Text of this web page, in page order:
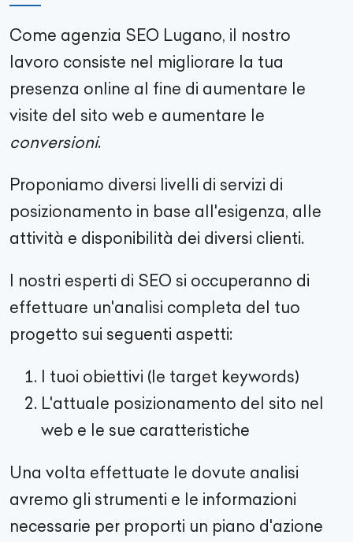
Come agenzia SEO Lugano, il nostro
lavoro consiste nel migliorare la tua
presenza online al fine di aumentare le
visite del sito web e aumentare le
conversioni.
Proponiamo diversi livelli di servizi di
posizionamento in base all'esigenza, alle
attività e disponibilità dei diversi clienti.
I nostri esperti di SEO si occuperanno di
effettuare un'analisi completa del tuo
progetto sui seguenti aspetti:
I tuoi obiettivi (le target keywords)
L'attuale posizionamento del sito nel
web e le sue caratteristiche
Una volta effettuate le dovute analisi
avremo gli strumenti e le informazioni
necessarie per proporti un piano d'azione